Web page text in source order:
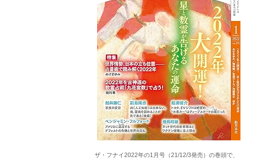
ザ・フナイ2022年の1月号（21/12/3発売）の巻頭で、